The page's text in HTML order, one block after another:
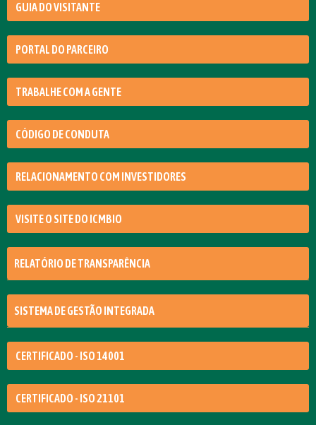
GUIA DO VISITANTE
PORTAL DO PARCEIRO
TRABALHE COM A GENTE
CÓDIGO DE CONDUTA
RELACIONAMENTO COM INVESTIDORES
VISITE O SITE DO ICMBIO
RELATÓRIO DE TRANSPARÊNCIA
SISTEMA DE GESTÃO INTEGRADA
CERTIFICADO - ISO 14001
CERTIFICADO - ISO 21101